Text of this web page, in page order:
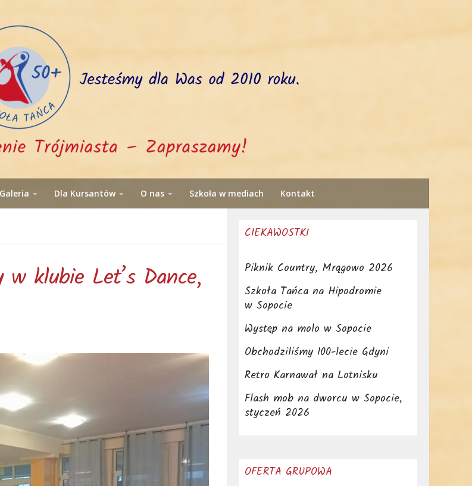
Galeria Dla Kursantów O nas Szkoła w mediach Kontakt
w klubie Let’s Dance,
CIEKAWOSTKI
Piknik Country, Mrągowo 2026
Szkoła Tańca na Hipodromie
w Sopocie
Występ na molo w Sopocie
Obchodziliśmy 100-lecie Gdyni
Retro Karnawał na Lotnisku
Flash mob na dworcu w Sopocie,
styczeń 2026
OFERTA GRUPOWA